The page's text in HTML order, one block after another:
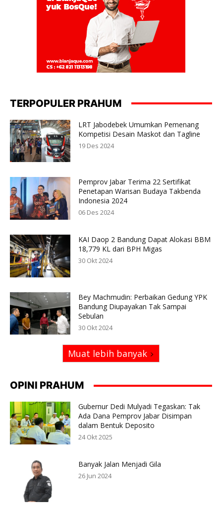
TERPOPULER PRAHUM
LRT Jabodebek Umumkan Pemenang
Kompetisi Desain Maskot dan Tagline
19 Des 2024
Pemprov Jabar Terima 22 Sertifikat
Penetapan Warisan Budaya Takbenda
Indonesia 2024
06 Des 2024
KAI Daop 2 Bandung Dapat Alokasi BBM
18,779 KL dari BPH Migas
30 Okt 2024
Bey Machmudin: Perbaikan Gedung YPK
Bandung Diupayakan Tak Sampai
Sebulan
30 Okt 2024
Muat lebih banyak
OPINI PRAHUM
Gubernur Dedi Mulyadi Tegaskan: Tak
Ada Dana Pemprov Jabar Disimpan
dalam Bentuk Deposito
24 Okt 2025
Banyak Jalan Menjadi Gila
26 Jun 2024